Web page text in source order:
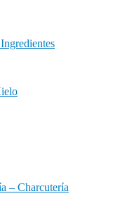
– Charcutería